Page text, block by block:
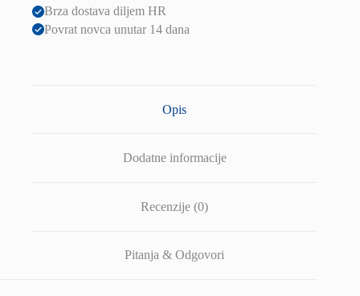
Brza dostava diljem HR
Povrat novca unutar 14 dana
Opis
Dodatne informacije
Recenzije (0)
Pitanja & Odgovori